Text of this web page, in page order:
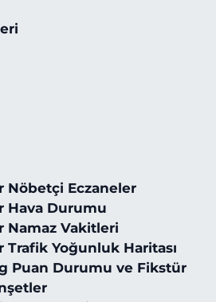
Nöbetçi Eczaneler
Hava Durumu
Namaz Vakitleri
Trafik Yoğunluk Haritası
Puan Durumu ve Fikstür